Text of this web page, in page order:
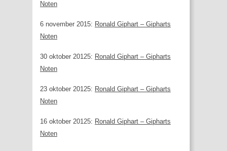
Noten
6 november 2015: Ronald Giphart – Gipharts
Noten
30 oktober 20125: Ronald Giphart – Gipharts
Noten
23 oktober 20125: Ronald Giphart – Gipharts
Noten
16 oktober 20125: Ronald Giphart – Gipharts
Noten